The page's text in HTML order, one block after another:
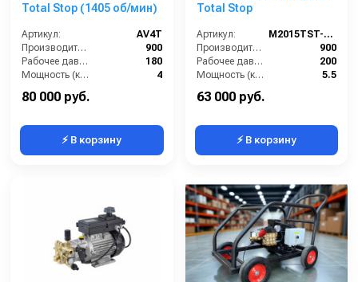
Total Stop (1405 об/мин)
Артикул:
AV4T
Производительность (л/ч):
900
Рабочее давление (бар):
180
Мощность (кВт):
4
80 000 руб.
⚡ В корзину
Total Stop
Артикул:
M2015TST-AR
Производительность (л/ч):
900
Рабочее давление (бар):
200
Мощность (кВт):
5.5
63 000 руб.
⚡ В корзину